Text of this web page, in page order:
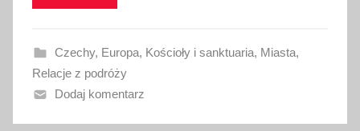
a
n
o
Czechy, Europa, Kościoły i sanktuaria, Miasta,
Relacje z podróży
Dodaj komentarz